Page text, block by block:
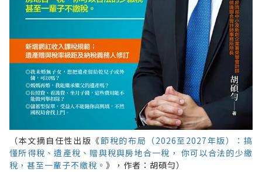
（本文摘自任性出版《節稅的布局（2026至2027年版）：搞
懂所得稅、遺產稅、贈與稅與房地合一稅， 你可以合法的少繳
稅，甚至一輩子不繳稅。 》，作者：胡碩勻）